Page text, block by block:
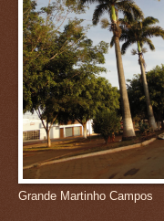
Grande Martinho Campos